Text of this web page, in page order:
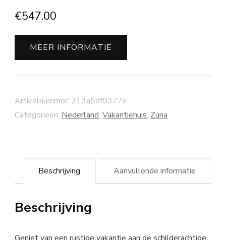
€547.00
MEER INFORMATIE
Artikelnummer: 213a5df0377e
Categorieën: Nederland, Vakantiehuis, Zuna
Beschrijving Aanvullende informatie
Beschrijving